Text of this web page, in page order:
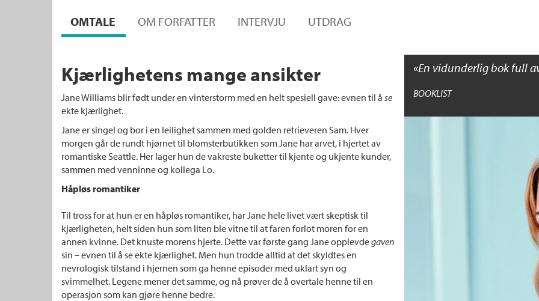
OMTALE OM FORFATTER INTERVJU UTDRAG
Kjærlighetens mange ansikter
Jane Williams blir født under en vinterstorm med en helt spesiell gave: evnen til å se
ekte kjærlighet.
Jane er singel og bor i en leilighet sammen med golden retrieveren Sam. Hver
morgen går de rundt hjørnet til blomsterbutikken som Jane har arvet, i hjertet av
romantiske Seattle. Her lager hun de vakreste buketter til kjente og ukjente kunder,
sammen med venninne og kollega Lo.
Håpløs romantiker
Til tross for at hun er en håpløs romantiker, har Jane hele livet vært skeptisk til
kjærligheten, helt siden hun som liten ble vitne til at faren forlot moren for en
annen kvinne. Det knuste morens hjerte. Dette var første gang Jane opplevdegaven
sin – evnen til å se ekte kjærlighet. Men hun trodde alltid at det skyldtes en
nevrologisk tilstand i hjernen som ga henne episoder med uklart syn og
svimmelhet. Legene mener det samme, og nå prøver de å overtale henne til en
operasjon som kan gjøre henne bedre.
En vidunderlig bok full
BOOKLIST